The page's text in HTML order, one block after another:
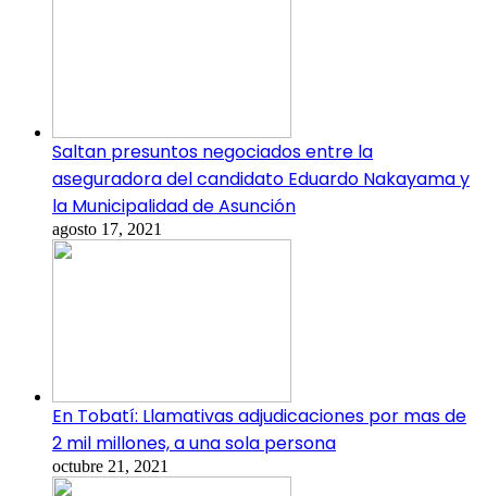
Saltan presuntos negociados entre la
aseguradora del candidato Eduardo Nakayama y
la Municipalidad de Asunción
agosto 17, 2021
En Tobatí: Llamativas adjudicaciones por mas de
2 mil millones, a una sola persona
octubre 21, 2021